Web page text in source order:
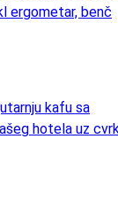
ergometar, benč
kafu sa
hotela uz